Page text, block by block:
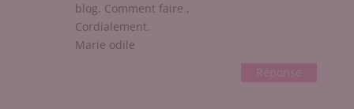
blog. Comment faire ,
Cordialement.
Marie odile
Réponse